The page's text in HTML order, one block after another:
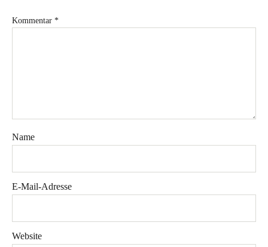
Kommentar *
Name
E-Mail-Adresse
Website